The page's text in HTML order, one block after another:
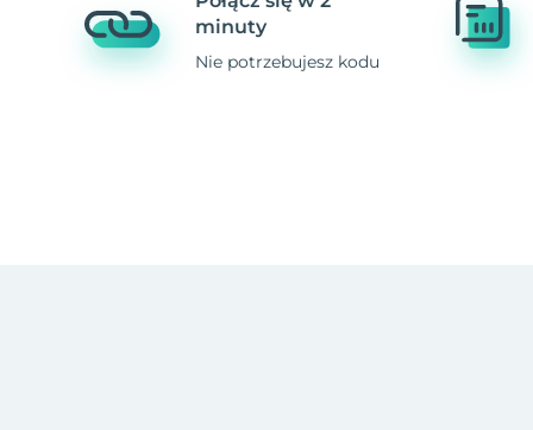
minuty
Nie potrzebujesz kodu